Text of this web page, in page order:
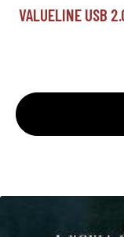
VALUELINE USB